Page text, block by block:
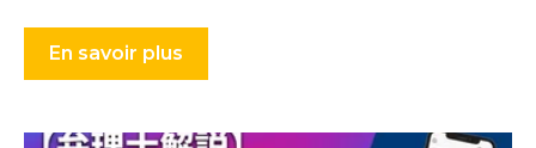
En savoir plus